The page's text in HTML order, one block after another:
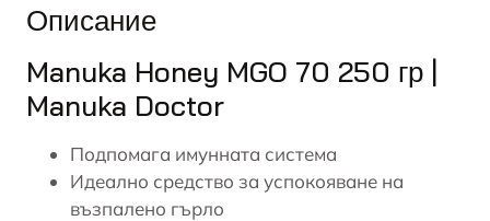
Описание
Manuka Honey MGO 70 250 гр |
Manuka Doctor
Подпомага имунната система
Идеално средство за успокояване на
възпалено гърло